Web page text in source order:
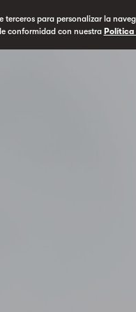
terceros para personalizar la
conformidad con nuestra Política